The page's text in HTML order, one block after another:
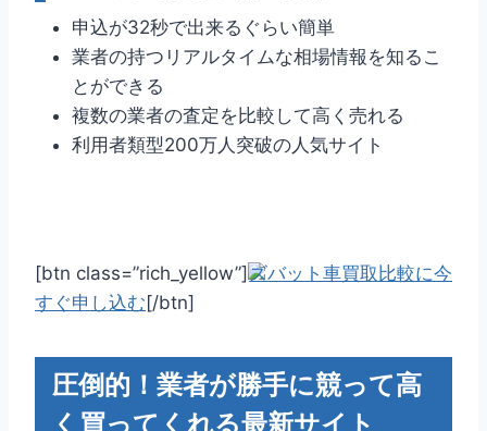
申込が32秒で出来るぐらい簡単
業者の持つリアルタイムな相場情報を知るこ
とができる
複数の業者の査定を比較して高く売れる
利用者類型200万人突破の人気サイト
[btn class=”rich_yellow”]ズバット車買取比較に今
すぐ申し込む[/btn]
圧倒的！業者が勝手に競って高
く買ってくれる最新サイト